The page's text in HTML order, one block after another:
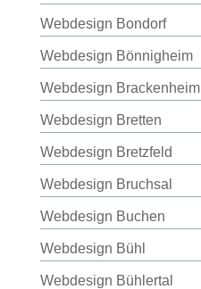
Webdesign Bondorf
Webdesign Bönnigheim
Webdesign Brackenheim
Webdesign Bretten
Webdesign Bretzfeld
Webdesign Bruchsal
Webdesign Buchen
Webdesign Bühl
Webdesign Bühlertal